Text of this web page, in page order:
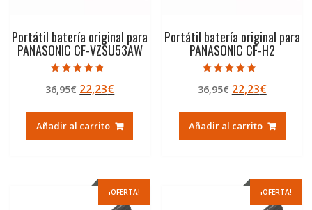
Portátil batería original para
PANASONIC CF-VZSU53AW
4.50
de 5
36,95€ El
original
era:
22,23€El
actual
es:
Añadir al carrito
Portátil batería original para
PANASONIC CF-H2
5.00
de 5
36,95€ El
original
era:
22,23€El
actual
es:
Añadir al carrito
¡OFERTA! ¡OFERTA!